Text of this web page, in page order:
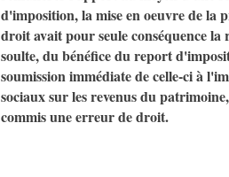
d'imposition, la mise en oeuvre de la
droit avait pour seule conséquence la
soulte, du bénéfice du report
soumission immédiate de celle-ci à
sociaux sur les revenus du
commis une erreur de droit.